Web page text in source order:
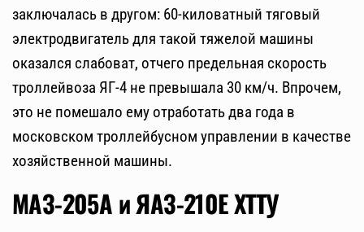
заключалась в другом: 60-киловатный тяговый
электродвигатель для такой тяжелой машины
оказался слабоват, отчего предельная скорость
троллейвоза ЯГ-4 не превышала 30 км/ч. Впрочем,
это не помешало ему отработать два года в
московском троллейбусном управлении в качестве
хозяйственной машины.
МАЗ-205А и ЯАЗ-210Е ХТТУ